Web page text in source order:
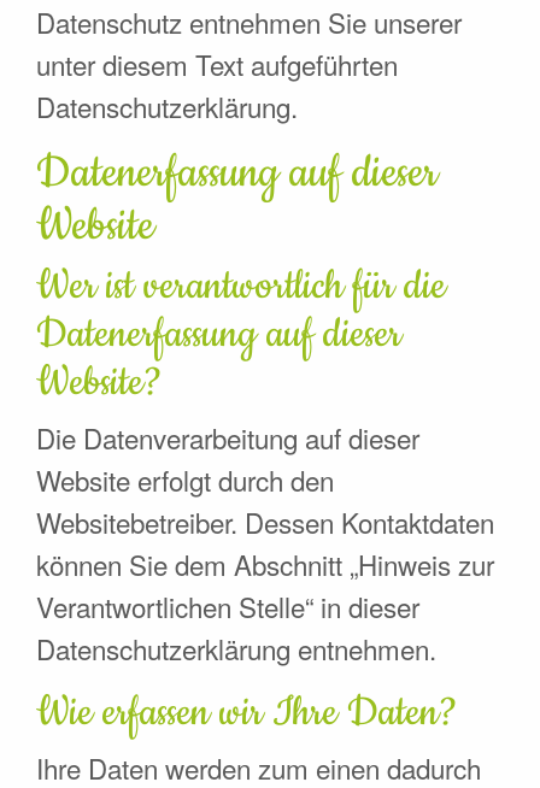
Datenschutz entnehmen Sie unserer
unter diesem Text aufgeführten
Datenschutzerklärung.
Datenerfassung auf dieser
Website
Wer ist verantwortlich für die
Datenerfassung auf dieser
Website?
Die Datenverarbeitung auf dieser
Website erfolgt durch den
Websitebetreiber. Dessen Kontaktdaten
können Sie dem Abschnitt „Hinweis zur
Verantwortlichen Stelle“ in dieser
Datenschutzerklärung entnehmen.
Wie erfassen wir Ihre Daten?
Ihre Daten werden zum einen dadurch